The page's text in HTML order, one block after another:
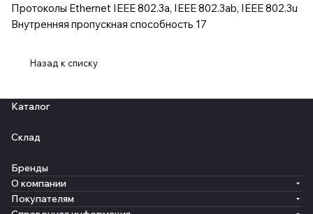
Протоколы Ethernet IEEE 802.3a, IEEE 802.3ab, IEEE 802.3u
Внутренняя пропускная способность 17
Назад к списку
Каталог
Склад
Бренды
О компании
Покупателям